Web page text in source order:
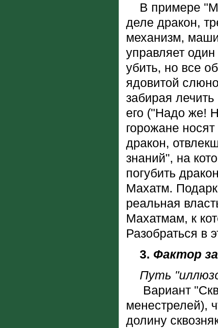
В примере
деле дракон,
механизм,
управляет
убить, но все
ядовитой
забирая
его ("Надо же!
горожане
дракон,
знаний", на
погубить
Махатм.
реальная
Махатмам, к
Разобраться в
3. Фактор
Путь
Вариант
менестрелей),
долину